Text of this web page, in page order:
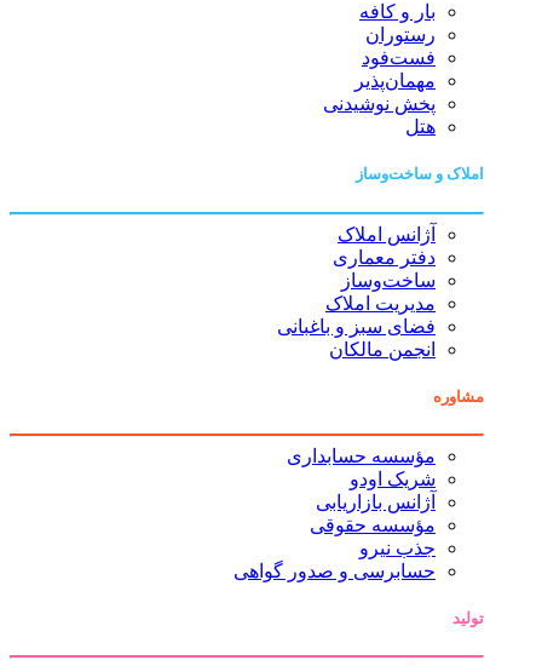
بار و کافه
رستوران
فست‌فود
مهمان‌پذیر
پخش نوشیدنی
هتل
املاک و ساخت‌وساز
آژانس املاک
دفتر معماری
ساخت‌وساز
مدیریت املاک
فضای سبز و باغبانی
انجمن مالکان
مشاوره
مؤسسه حسابداری
شریک اودو
آژانس بازاریابی
مؤسسه حقوقی
جذب نیرو
حسابرسی و صدور گواهی
تولید